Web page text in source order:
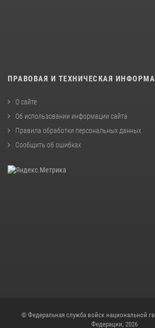
ПРАВОВАЯ И ТЕХНИЧЕСКАЯ
О сайте
Об использовании информации сайта
Правила обработки персональных данных
Сообщить об ошибках
© Федеральная служба войск национальной
Федерации, 2026